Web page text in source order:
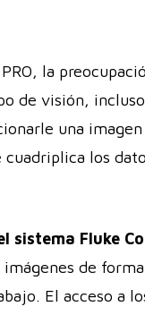
la
de visión,
una
cuadriplica los
sistema Fluke
imágenes de
El acceso a